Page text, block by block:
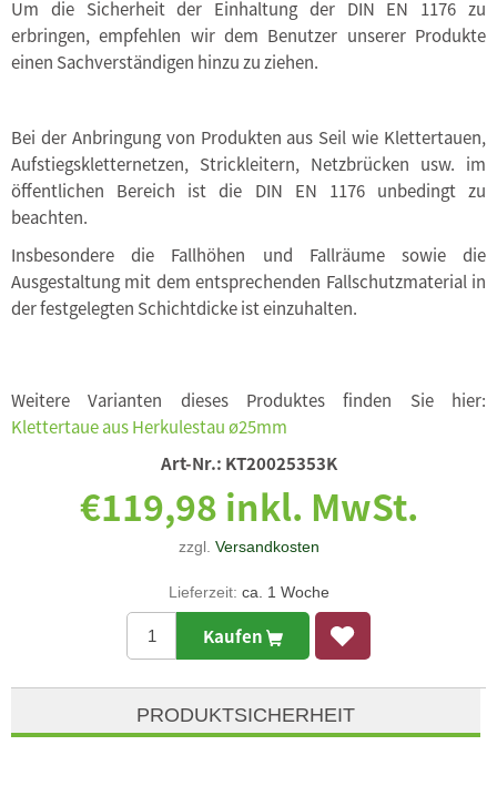
Um die Sicherheit der Einhaltung der DIN EN 1176 zu
erbringen, empfehlen wir dem Benutzer unserer Produkte
einen Sachverständigen hinzu zu ziehen.
Bei der Anbringung von Produkten aus Seil wie Klettertauen,
Aufstiegskletternetzen, Strickleitern, Netzbrücken usw. im
öffentlichen Bereich ist die DIN EN 1176 unbedingt zu
beachten.
Insbesondere die Fallhöhen und Fallräume sowie die
Ausgestaltung mit dem entsprechenden Fallschutzmaterial in
der festgelegten Schichtdicke ist einzuhalten.
Weitere Varianten dieses Produktes finden Sie hier:
Klettertaue aus Herkulestau ø25mm
Art-Nr.: KT20025353K
€119,98 inkl. MwSt.
zzgl. Versandkosten
Lieferzeit: ca. 1 Woche
Kaufen
PRODUKTSICHERHEIT